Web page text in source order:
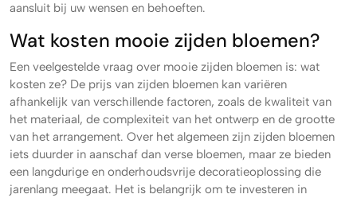
aansluit bij uw wensen en behoeften.
Wat kosten mooie zijden bloemen?
Een veelgestelde vraag over mooie zijden bloemen is: wat
kosten ze? De prijs van zijden bloemen kan variëren
afhankelijk van verschillende factoren, zoals de kwaliteit van
het materiaal, de complexiteit van het ontwerp en de grootte
van het arrangement. Over het algemeen zijn zijden bloemen
iets duurder in aanschaf dan verse bloemen, maar ze bieden
een langdurige en onderhoudsvrije decoratieoplossing die
jarenlang meegaat. Het is belangrijk om te investeren in